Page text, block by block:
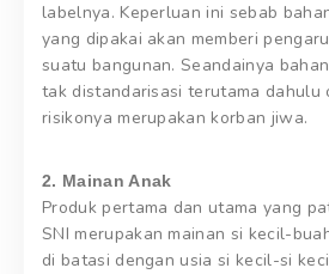
labelnya. Keperluan ini sebab
yang dipakai akan memberi
suatu bangunan. Seandainya
tak distandarisasi terutama dahulu
risikonya merupakan korban jiwa.
2. Mainan Anak
Produk pertama dan utama yang
SNI merupakan mainan si kecil-
di batasi dengan usia si kecil-si